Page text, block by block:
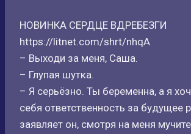
НОВИНКА СЕРДЦЕ ВДРЕБЕЗГИ
https://litnet.com/shrt/nhqA
– Выходи за меня, Саша.
– Глупая шутка.
– Я серьёзно. Ты беременна, а я
себя ответственность за будущее
заявляет он, смотря на меня